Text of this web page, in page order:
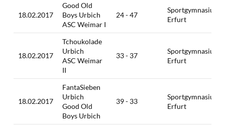
18.02.2017
Good Old
Boys Urbich
ASC Weimar I
24 - 47
Sportgymnasium
Erfurt
18.02.2017
Tchoukolade
Urbich
ASC Weimar
II
33 - 37
Sportgymnasium
Erfurt
18.02.2017
FantaSieben
Urbich
Good Old
Boys Urbich
39 - 33
Sportgymnasium
Erfurt